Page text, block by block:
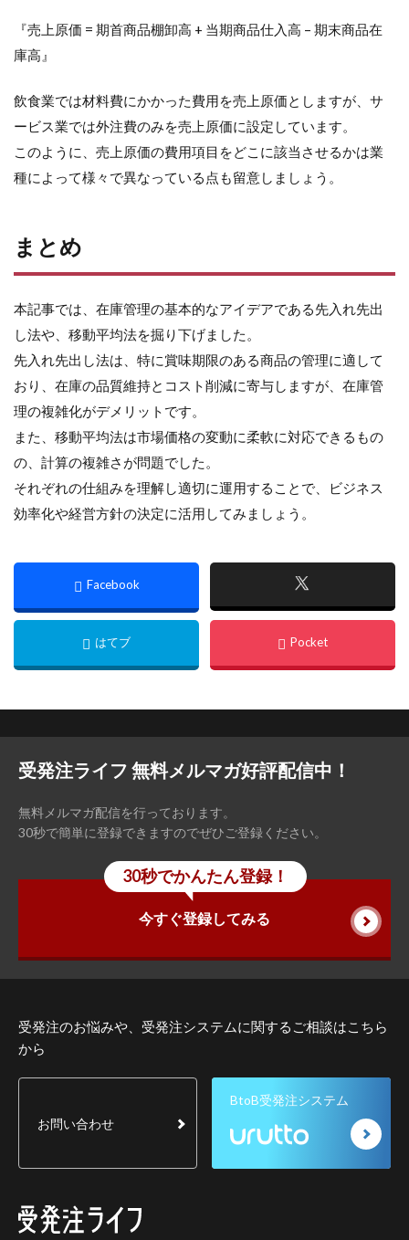
『売上原価 = 期首商品棚卸高 + 当期商品仕入高 – 期末商品在
庫高』
飲食業では材料費にかかった費用を売上原価としますが、サ
ービス業では外注費のみを売上原価に設定しています。
このように、売上原価の費用項目をどこに該当させるかは業
種によって様々で異なっている点も留意しましょう。
まとめ
本記事では、在庫管理の基本的なアイデアである先入れ先出
し法や、移動平均法を掘り下げました。
先入れ先出し法は、特に賞味期限のある商品の管理に適して
おり、在庫の品質維持とコスト削減に寄与しますが、在庫管
理の複雑化がデメリットです。
また、移動平均法は市場価格の変動に柔軟に対応できるもの
の、計算の複雑さが問題でした。
それぞれの仕組みを理解し適切に運用することで、ビジネス
効率化や経営方針の決定に活用してみましょう。
受発注ライフ 無料メルマガ好評配信中！
無料メルマガ配信を行っております。
30秒で簡単に登録できますのでぜひご登録ください。
今すぐ登録してみる
30秒でかんたん登録！
受発注のお悩みや、受発注システムに関するご相談はこちら
から
お問い合わせ
BtoB受発注システム